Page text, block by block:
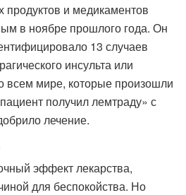
и медикаментов
в ноябре прошлого года. Он
13 случаев
инсульта или
всем мире, которые произошли
получил лемтраду» с
лечение.
эффект лекарства,
для беспокойства. Но